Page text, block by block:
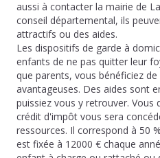
aussi à contacter la mairie de
conseil départemental, ils
attractifs ou des aides.
Les dispositifs de garde à
enfants de ne pas quitter leur
que parents, vous bénéficiez
avantageuses. Des aides sont
puissiez vous y retrouver. Vous
crédit d'impôt vous sera
ressources. Il correspond à 50
est fixée à 12000 € chaque